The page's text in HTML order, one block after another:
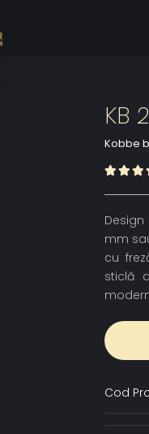
KB
Kobbe
mm
cu
sticlă
Cod